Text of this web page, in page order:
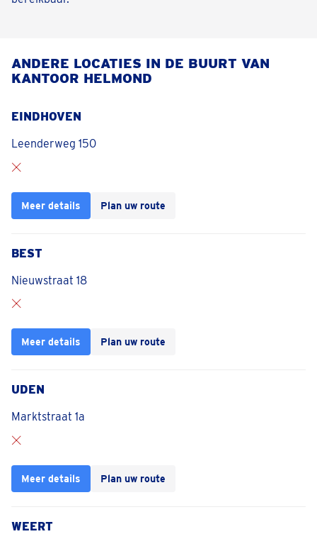
ANDERE LOCATIES IN DE BUURT VAN
KANTOOR HELMOND
EINDHOVEN
Leenderweg 150
Meer details Plan uw route
BEST
Nieuwstraat 18
Meer details Plan uw route
UDEN
Marktstraat 1a
Meer details Plan uw route
WEERT